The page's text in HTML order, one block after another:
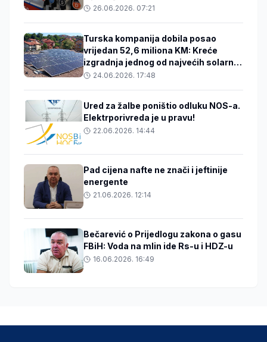
26.06.2026. 07:21
Turska kompanija dobila posao
vrijedan 52,6 miliona KM: Kreće
izgradnja jednog od najvećih solarnih
projekata u BiH
24.06.2026. 17:48
Ured za žalbe poništio odluku NOS-a.
Elektrporivreda je u pravu!
22.06.2026. 14:44
Pad cijena nafte ne znači i jeftinije
energente
21.06.2026. 12:14
Bečarević o Prijedlogu zakona o gasu
FBiH: Voda na mlin ide Rs-u i HDZ-u
16.06.2026. 16:49